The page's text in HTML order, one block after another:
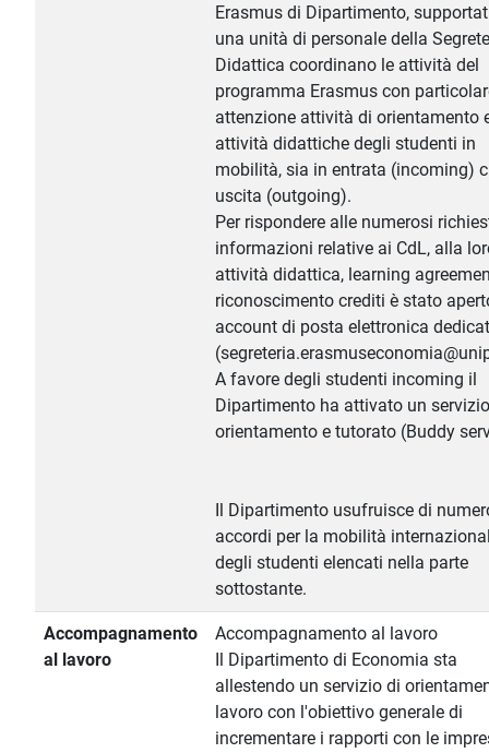
Erasmus di Dipartimento,
una unità di personale della
Didattica coordinano le attività del
programma Erasmus con
attenzione attività di orientamento
attività didattiche degli studenti in
mobilità, sia in entrata (incoming)
uscita (outgoing).
Per rispondere alle numerosi
informazioni relative ai CdL, alla
attività didattica, learning
riconoscimento crediti è stato
account di posta elettronica
A favore degli studenti incoming il
Dipartimento ha attivato un
orientamento e tutorato (Buddy
Il Dipartimento usufruisce di
accordi per la mobilità
degli studenti elencati nella parte
sottostante.
Accompagnamento
al lavoro
Accompagnamento al lavoro
Il Dipartimento di Economia sta
allestendo un servizio di
lavoro con l'obiettivo generale di
incrementare i rapporti con le